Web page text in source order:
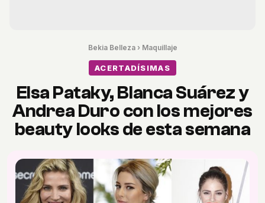
Bekia Belleza› Maquillaje
ACERTADÍSIMAS
Elsa Pataky, Blanca Suárez y
Andrea Duro con los mejores
beauty looks de esta semana